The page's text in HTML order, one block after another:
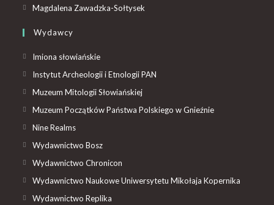
Magdalena Zawadzka-Sołtysek
Wydawcy
Imiona słowiańskie
Instytut Archeologii i Etnologii PAN
Muzeum Mitologii Słowiańskiej
Muzeum Początków Państwa Polskiego w Gnieźnie
Nine Realms
Wydawnictwo Bosz
Wydawnictwo Chronicon
Wydawnictwo Naukowe Uniwersytetu Mikołaja Kopernika
Wydawnictwo Replika